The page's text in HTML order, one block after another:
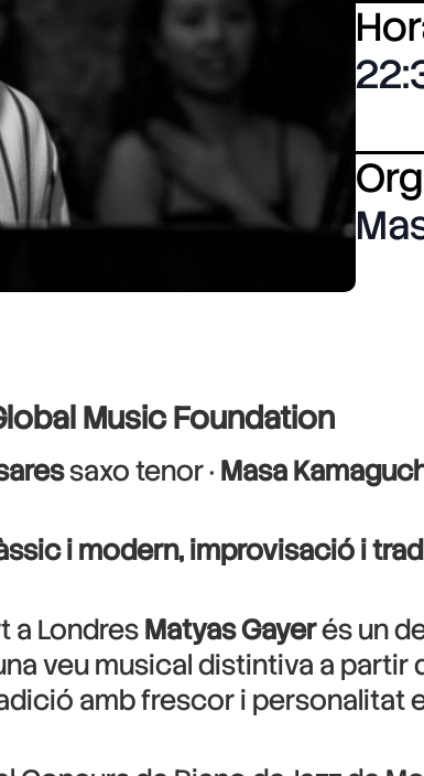
Music Foundation
saxo tenor · Masa
i modern, improvisació i
a LondresMatyas Gayerés un
veu musical distintiva a
amb frescor i personalitat